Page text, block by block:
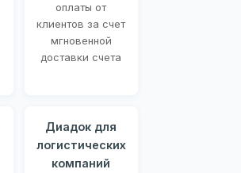
оплаты от
клиентов за счет
мгновенной
доставки счета
Диадок для
логистических
компаний